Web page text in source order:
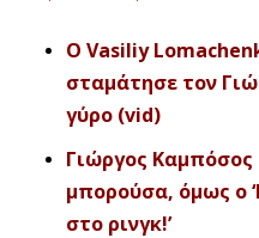
O Vasiliy
σταμάτησε τον
γύρο (vid)
Γιώργος Καμπόσος
μπορούσα, όμως ο
στο ρινγκ!’